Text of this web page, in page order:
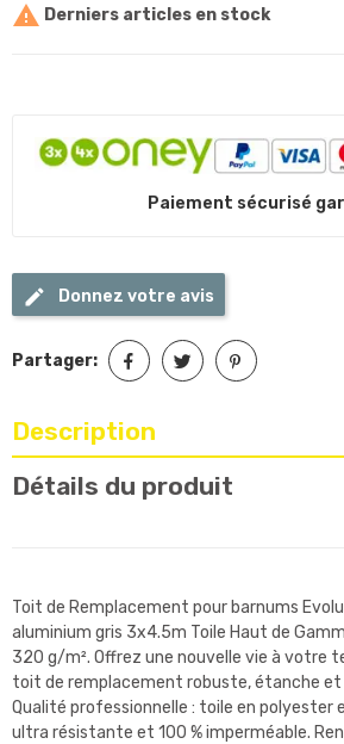
 Derniers articles en stock
Paiement sécurisé
Donnez votre avis
Partager:
Description
Détails du produit
Toit de Remplacement pour barnums
aluminium gris 3x4.5m Toile Haut de
320 g/m². Offrez une nouvelle vie à votre
toit de remplacement robuste, étanche et
Qualité professionnelle : toile en polyester
ultra résistante et 100 % imperméable.